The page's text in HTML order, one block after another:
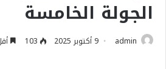
الجولة الخامسة
admin 9 أكتوبر 2025 103